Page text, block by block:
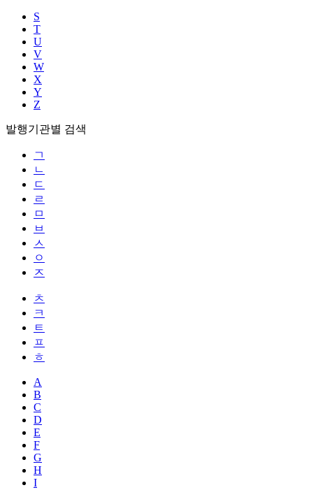
S
T
U
V
W
X
Y
Z
발행기관별 검색
ㄱ
ㄴ
ㄷ
ㄹ
ㅁ
ㅂ
ㅅ
ㅇ
ㅈ
ㅊ
ㅋ
ㅌ
ㅍ
ㅎ
A
B
C
D
E
F
G
H
I